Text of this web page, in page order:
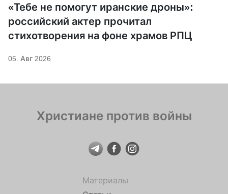
«Тебе не помогут иранские дроны»:
российский актер прочитал
стихотворения на фоне храмов РПЦ
05. Авг 2026
Христиане против войны
Материалы